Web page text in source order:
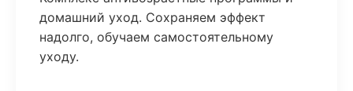
домашний уход. Сохраняем эффект
надолго, обучаем самостоятельному
уходу.